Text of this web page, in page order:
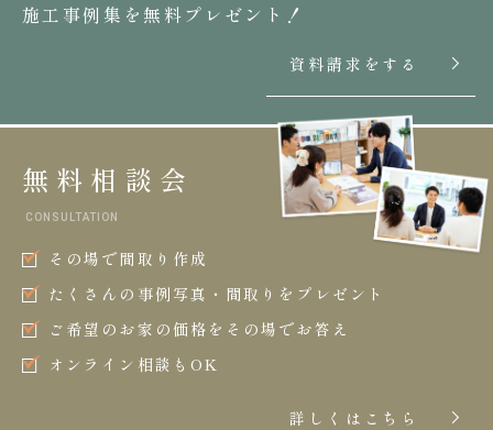
施工事例集を無料プレゼント！
資料請求をする
無料相談会
CONSULTATION
その場で間取り作成
たくさんの事例写真・間取りをプレゼント
ご希望のお家の価格をその場でお答え
オンライン相談もOK
詳しくはこちら